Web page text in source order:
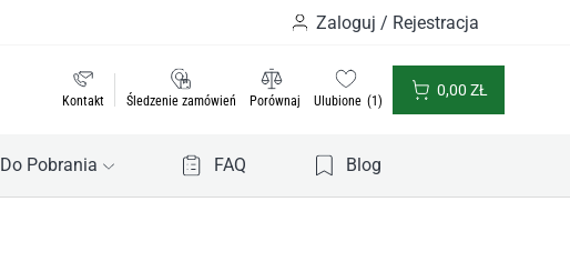
Zaloguj / Rejestracja
Kontakt Śledzenie zamówień Porównaj Ulubione 1
0,00 ZŁ
Do Pobrania FAQ Blog